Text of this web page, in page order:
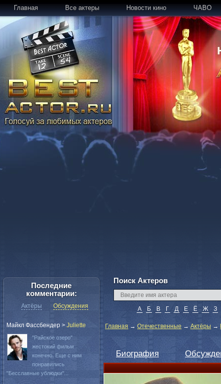
Главная Все актеры Новости кино ЧАВО
Поиск Актеров
А Б В Г Д Е Ё Ж З
Главная → Отечественные → Актёры →
Биография
Последние
комментарии:
Актёры Обсуждения
Майкл Фассбендер > Juliette
"Райское озеро"
жестокий фильм
конечно. Еще с ним
понравились
"Бесславные ублюдки"...